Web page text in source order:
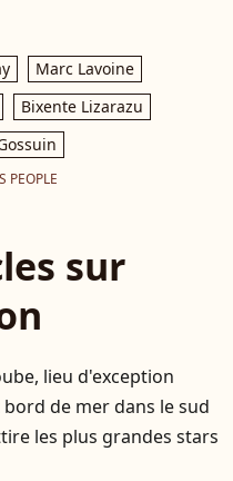
Marc Lavoine
Bixente Lizarazu
PEOPLE
sur
lieu d'exception
de mer dans le sud
les plus grandes stars